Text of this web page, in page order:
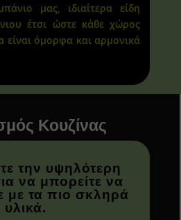
μας, ιδιαίτερα είδη
έτσι ώστε κάθε χώρος
είναι όμορφα και αρμονικά
Κουζίνας
την υψηλότερη
να μπορείτε να
με τα πιο σκληρά
υλικά.